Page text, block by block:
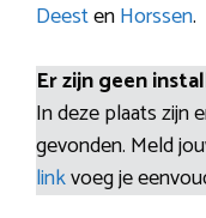
DeestenHorssen.
Er zijn geen
In deze plaats zijn
gevonden. Meld
linkvoeg je